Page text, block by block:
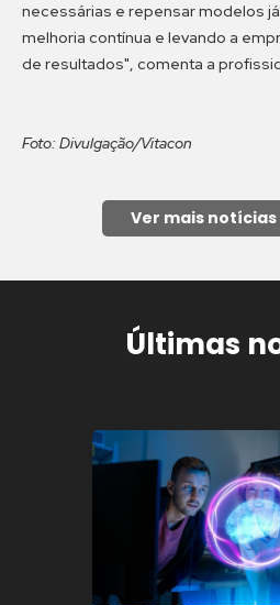
necessárias e repensar modelos
melhoria contínua e levando a
de resultados", comenta a
Foto: Divulgação/Vitacon
Ver mais notícias
Últimas